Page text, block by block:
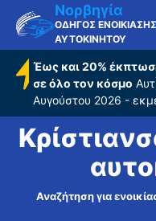
Νορβηγία
ΟΔΗΓΟΣ ΕΝΟΙΚΙΑΣΗΣ
ΑΥΤΟΚΙΝΗΤΟΥ
Έως και 20%
σε όλο τον κόσμο
Αυγούστου 2026 -
Αναζήτηση για